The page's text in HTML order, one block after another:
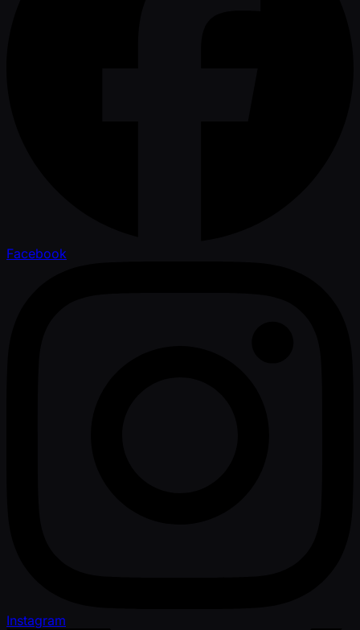
Facebook
Instagram